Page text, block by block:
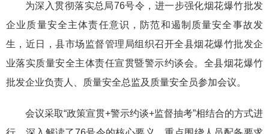
为深入贯彻落实总局76号令，进一步强化烟花爆竹批发
企业质量安全主体责任意识，防范和遏制质量安全事故发
生，近日，县市场监督管理局组织召开全县烟花爆竹批发企
业落实质量安全主体责任宣贯暨警示约谈会。全县烟花爆竹
批发企业负责人、质量安全总监及质量安全员参加会议。
会议采取“政策宣贯+警示约谈+监督抽考”相结合的方式进